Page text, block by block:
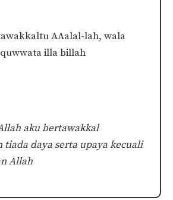
AAalal-lah, wala
illa billah
aku bertawakkal
tiada daya serta upaya kecuali
Allah